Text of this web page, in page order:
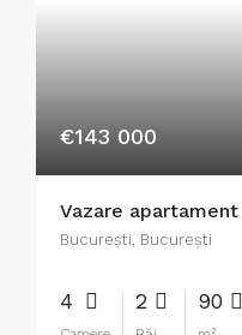
€143 000
București, București
4 2 90